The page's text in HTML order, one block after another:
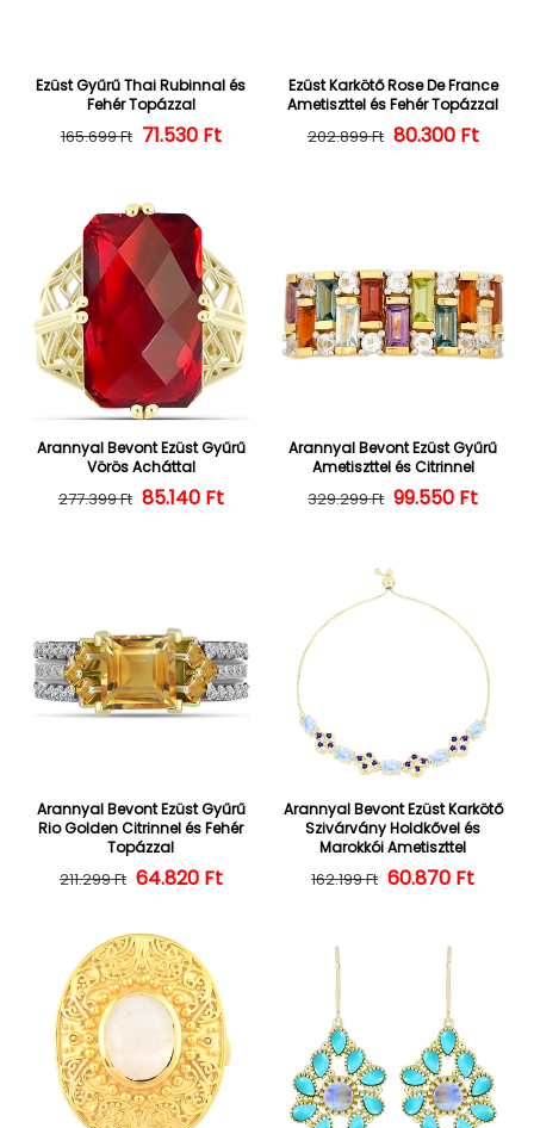
Ezüst Gyűrű Thai Rubinnal és
Fehér Topázzal
Normál ár
165.699 Ft Kedvezményes ár
71.530 Ft
Ezüst Karkötő Rose De France
Ametiszttel és Fehér Topázzal
Normál ár
202.899 Ft 80.300 Ft
Arannyal Bevont Ezüst Gyűrű
Vörös Acháttal
Normál ár
277.399 Ft Kedvezményes ár
85.140 Ft
Arannyal Bevont Ezüst Gyűrű
Ametiszttel és Citrinnel
Normál ár
329.299 Ft 99.550 Ft
Arannyal Bevont Ezüst Gyűrű
Rio Golden Citrinnel és Fehér
Topázzal
Normál ár
211.299 Ft Kedvezményes ár
64.820 Ft
Arannyal Bevont Ezüst Karkötő
Szivárvány Holdkővel és
Marokkói Ametiszttel
Normál ár
162.199 Ft 60.870 Ft